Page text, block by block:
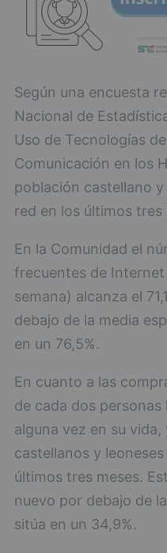
Según una encuesta
Nacional de
Uso de Tecnologías
Comunicación en los
población castellano
red en los últimos tres
En la Comunidad el
frecuentes de
semana) alcanza el
debajo de la media
en un 76,5%.
En cuanto a las
de cada dos
alguna vez en su vida,
castellanos y
últimos tres meses.
nuevo por debajo de
sitúa en un 34,9%.